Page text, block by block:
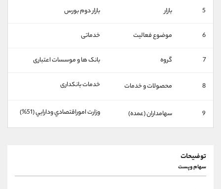
5 بازار بازار دوم بورس
6 موضوع فعالیت خدماتی
7 گروه بانک ها و موسسات اعتباری
8 محصولات و خدمات خدمات بانکداری
9 سهامداران (عمده) وزارت اموراقتصادي ودارايي (51%)
توضیحات
سهام وپست